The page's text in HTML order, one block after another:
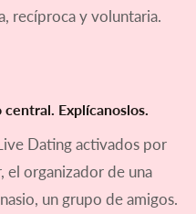
recíproca y voluntaria.
Explícanoslos.
Dating activados por
el organizador de una
un grupo de amigos.